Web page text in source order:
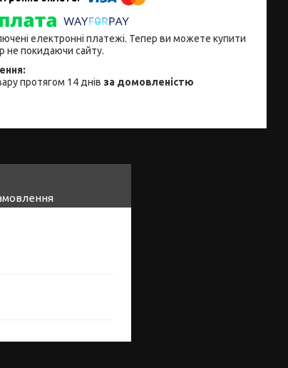
електронні платежі. Тепер ви можете купити
не покидаючи сайту.
протягом 14 днів за домовленістю